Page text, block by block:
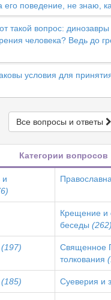
его поведение, не знаю,
такой вопрос:
человека? Ведь до
условия для
Все вопросы и ответы
Категории вопросов
и
Крещение и
беседы (262)
(197)
Священное
толкования
(185) Суеверия и